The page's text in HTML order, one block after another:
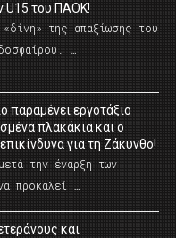
U15 του ΠΑΟΚ!
της απαξίωσης του
…
παραμένει εργοτάξιο
πλακάκια και ο
για τη Ζάκυνθο!
την έναρξη των
προκαλεί …
και